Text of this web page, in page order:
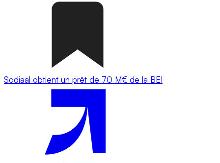
Sodiaal obtient un prêt de 70 M€ de la BEI